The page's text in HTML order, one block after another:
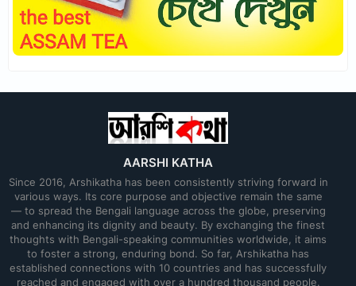
AARSHI KATHA
Since 2016, Arshikatha has been consistently striving forward in
various ways. Its core purpose and objective remain the same
— to spread the Bengali language across the globe, preserving
and enhancing its dignity and beauty. By exchanging the finest
thoughts with Bengali-speaking communities worldwide, it aims
to foster a strong, enduring bond. So far, Arshikatha has
established connections with 10 countries and has successfully
reached and engaged with over a hundred thousand people.